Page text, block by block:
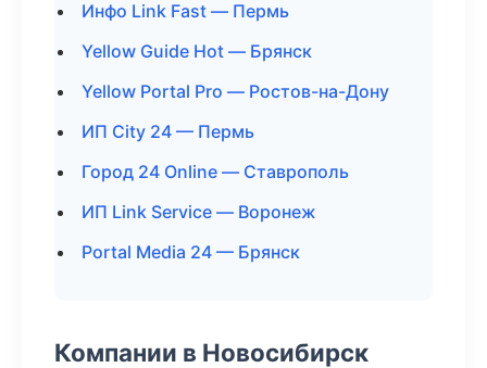
Инфо Link Fast — Пермь
Yellow Guide Hot — Брянск
Yellow Portal Pro — Ростов-на-Дону
ИП City 24 — Пермь
Город 24 Online — Ставрополь
ИП Link Service — Воронеж
Portal Media 24 — Брянск
Компании в Новосибирск